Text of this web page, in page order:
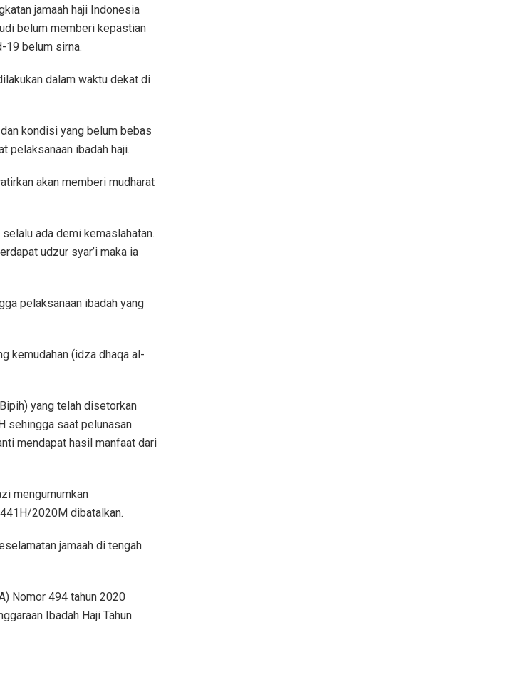
jamaah haji Indonesia
belum memberi kepastian
19 belum sirna.
dalam waktu dekat di
kondisi yang belum bebas
pelaksanaan ibadah haji.
akan memberi mudharat
ada demi kemaslahatan.
udzur syar’i maka ia
pelaksanaan ibadah yang
kemudahan (idza dhaqa al-
yang telah disetorkan
sehingga saat pelunasan
mendapat hasil manfaat dari
mengumumkan
2020M dibatalkan.
jamaah di tengah
Nomor 494 tahun 2020
Ibadah Haji Tahun